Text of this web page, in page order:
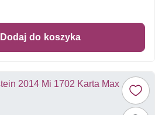
Dodaj do koszyka